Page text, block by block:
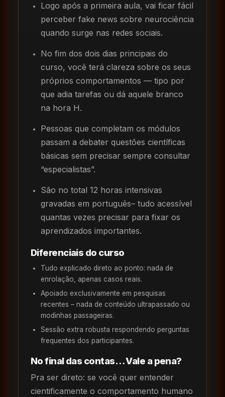
Logo após a primeira aula, vai ficar fácil
perceber fake news sobre neurociência
quando surge nas redes sociais.
No fim dos dois dias principais do
curso, você terá clareza sobre os seus
próprios comportamentos — tipo por
que adia tarefas ou dá aquele branco
na hora H.
Pessoas que completam os módulos
passam a debater questões científicas
básicas sem precisar sempre consultar
“especialistas”.
São no total 12 horas intensivas
gravadas em português– tudo acessível
quantas vezes precisar para fixar os
aprendizados importantes.
Diferenciais do curso
Tudo explicado direto ao ponto: nada de
enrolação, apenas casos reais.
Apoiado exclusivamente em pesquisas
recentes – nada de conteúdo ultrapassado ou
modinhas passageiras.
Sessão extra robusta respondendo perguntas
frequentes dos participantes.
No final das contas… Vale a pena?
Pra ser direto: se você quer entender
cientificamente o comportamento humano